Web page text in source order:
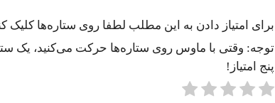
برای امتیاز دادن به این مطلب لطفا روی ستاره‌ها کلیک
توجه: وقتی با ماوس روی ستاره‌ها حرکت می‌کنید، یک
پنج امتیاز!